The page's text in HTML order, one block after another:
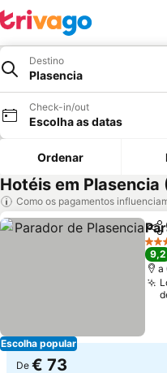
Destino
Plasencia
Check-in/out
Escolha as datas
Ordenar
Hotéis em Plasencia
Como os pagamentos
Escolha popular
4
9,2
a
De € 73